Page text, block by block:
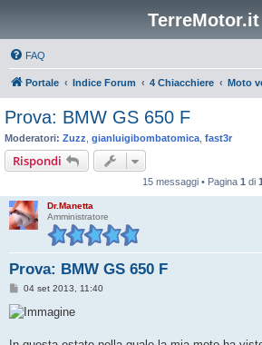
TerreMotor.it
FAQ
Portale Indice Forum 4 Chiacchiere Moto
Prova: BMW GS 650 F
Moderatori: Zuzz gianluigibombatomica fast3r
Rispondi
15 messaggi • Pagina 1 di 1
Dr.Manetta
Amministratore
Prova: BMW GS 650 F
M
s
s
g
04 set 2013, 11:40